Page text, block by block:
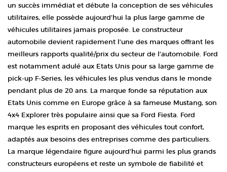
un succès immédiat et débute la conception de ses véhicules
utilitaires, elle possède aujourd’hui la plus large gamme de
véhicules utilitaires jamais proposée. Le constructeur
automobile devient rapidement l’une des marques offrant les
meilleurs rapports qualité/prix du secteur de l’automobile. Ford
est notamment adulé aux Etats Unis pour sa large gamme de
pick-up F-Series, les véhicules les plus vendus dans le monde
pendant plus de 20 ans. La marque fonde sa réputation aux
Etats Unis comme en Europe grâce à sa fameuse Mustang, son
4x4 Explorer très populaire ainsi que sa Ford Fiesta. Ford
marque les esprits en proposant des véhicules tout confort,
adaptés aux besoins des entreprises comme des particuliers.
La marque légendaire figure aujourd’hui parmi les plus grands
constructeurs européens et reste un symbole de fiabilité et